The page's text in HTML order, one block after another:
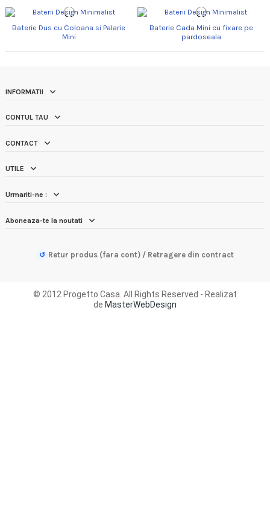
Baterie Dus cu Coloana si Palarie
Mini
Baterie Cada Mini cu fixare pe
pardoseala
INFORMATII
CONTUL TAU
CONTACT
UTILE
↺ Retur produs (fara cont) / Retragere din contract
Urmariti-ne :
Aboneaza-te la noutati
© 2012 Progetto Casa. All Rights Reserved - Realizat
de MasterWebDesign